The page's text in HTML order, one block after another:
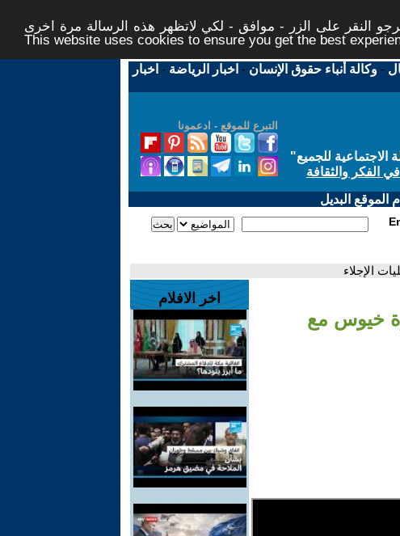
النقر على الزر - موافق - لكي لاتظهر هذه الرسالة مرة اخرى -
This website uses cookies to ensure you get the best
-وكالة أنباء حقوق الإنسان - اخبار الرياضة - اخبار
التبرع للموقع - ادعمونا
للجميع"
الفكر والثقافة
الموقع البديل
الإجلاء
خيوس مع
اخر الافلام